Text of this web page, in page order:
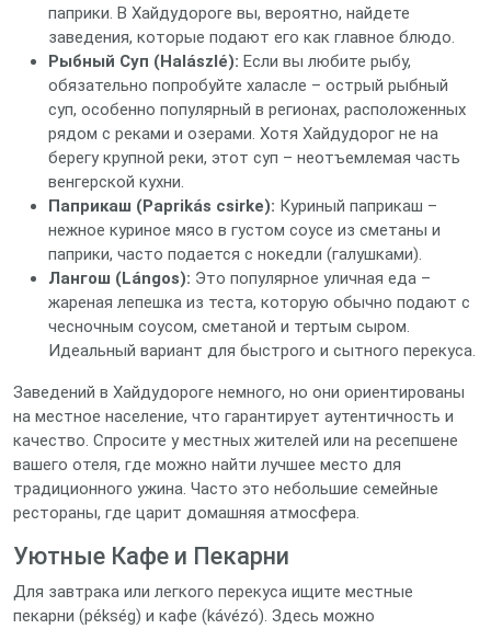
паприки. В Хайдудороге вы, вероятно, найдете
заведения, которые подают его как главное блюдо.
Рыбный Суп (Halászlé): Если вы любите рыбу,
обязательно попробуйте халасле – острый рыбный
суп, особенно популярный в регионах, расположенных
рядом с реками и озерами. Хотя Хайдудорог не на
берегу крупной реки, этот суп – неотъемлемая часть
венгерской кухни.
Паприкаш (Paprikás csirke): Куриный паприкаш –
нежное куриное мясо в густом соусе из сметаны и
паприки, часто подается с нокедли (галушками).
Лангош (Lángos): Это популярное уличная еда –
жареная лепешка из теста, которую обычно подают с
чесночным соусом, сметаной и тертым сыром.
Идеальный вариант для быстрого и сытного перекуса.
Заведений в Хайдудороге немного, но они ориентированы
на местное население, что гарантирует аутентичность и
качество. Спросите у местных жителей или на ресепшене
вашего отеля, где можно найти лучшее место для
традиционного ужина. Часто это небольшие семейные
рестораны, где царит домашняя атмосфера.
Уютные Кафе и Пекарни
Для завтрака или легкого перекуса ищите местные
пекарни (pékség) и кафе (kávézó). Здесь можно